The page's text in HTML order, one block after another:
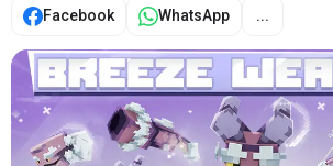
Facebook WhatsApp ...